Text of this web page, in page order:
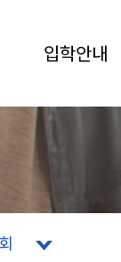
입학안내